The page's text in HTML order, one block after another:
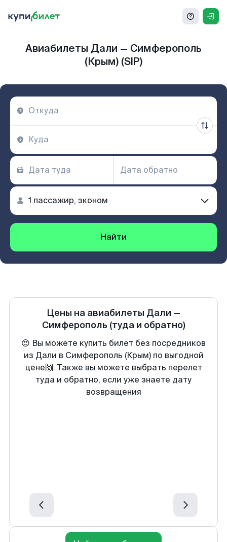
Авиабилеты Дали — Симферополь
(Крым) (SIP)
Найти
Цены на авиабилеты Дали —
Симферополь (туда и обратно)
😍 Вы можете купить билет без посредников
из Дали в Симферополь (Крым) по выгодной
цене🙌. Также вы можете выбрать перелет
туда и обратно, если уже знаете дату
возвращения